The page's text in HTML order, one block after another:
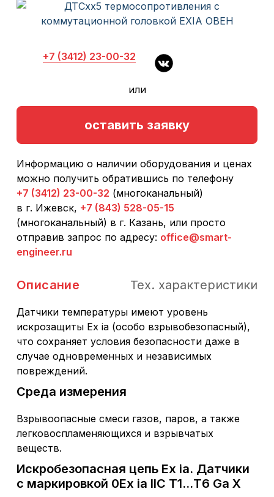
+7 (3412) 23-00-32
или
оставить заявку
Информацию о наличии оборудования и ценах
можно получить обратившись по телефону
+7 (3412) 23-00-32 (многоканальный)
в г. Ижевск, +7 (843) 528-05-15
(многоканальный) в г. Казань, или просто
отправив запрос по адресу: office@smart-
engineer.ru
Описание Тех. характеристики
Датчики температуры имеют уровень
искрозащиты Ex ia (особо взрывобезопасный),
что сохраняет условия безопасности даже в
случае одновременных и независимых
повреждений.
Среда измерения
Взрывоопасные смеси газов, паров, а также
легковоспламеняющихся и взрывчатых
веществ.
Искробезопасная цепь Ex ia. Датчики
с маркировкой 0Ех ia IIC T1...Т6 Ga Х